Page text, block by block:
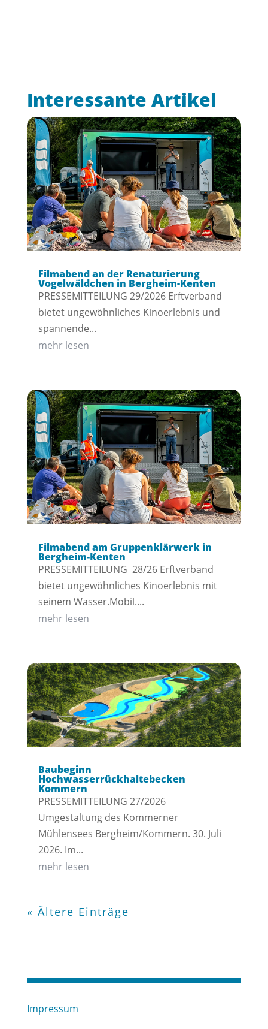
Interessante Artikel
Filmabend an der Renaturierung
Vogelwäldchen in Bergheim-Kenten
PRESSEMITTEILUNG 29/2026 Erftverband
bietet ungewöhnliches Kinoerlebnis und
spannende...
mehr lesen
Filmabend am Gruppenklärwerk in
Bergheim-Kenten
PRESSEMITTEILUNG 28/26 Erftverband
bietet ungewöhnliches Kinoerlebnis mit
seinem Wasser.Mobil....
mehr lesen
Baubeginn
Hochwasserrückhaltebecken
Kommern
PRESSEMITTEILUNG 27/2026
Umgestaltung des Kommerner
Mühlensees Bergheim/Kommern. 30. Juli
2026. Im...
mehr lesen
« Ältere Einträge
Impressum